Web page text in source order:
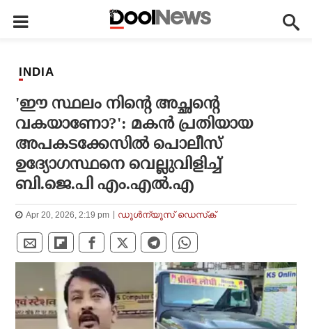
INDIA
'ഈ സ്ഥലം നിന്റെ അച്ഛന്റെ
വകയാണോ?': മകന്‍ പ്രതിയായ
അപകടക്കേസില്‍ പൊലീസ്
ഉദ്യോഗസ്ഥനെ വെല്ലുവിളിച്ച്
ബി.ജെ.പി എം.എല്‍.എ
Apr 20, 2026, 2:19 pm ഡൂള്‍ന്യൂസ് ഡെസ്‌ക്